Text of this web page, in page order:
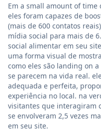
Em a small amount of time
eles foram capazes de
(mais de 600 contatos
mídia social para mais de
social alimentar em seu
uma forma visual de
como eles são landing on
se parecem na vida real.
adequada e perfeita,
experiência no local. na
visitantes que interagiram
se envolveram 2,5 vezes
em seu site.